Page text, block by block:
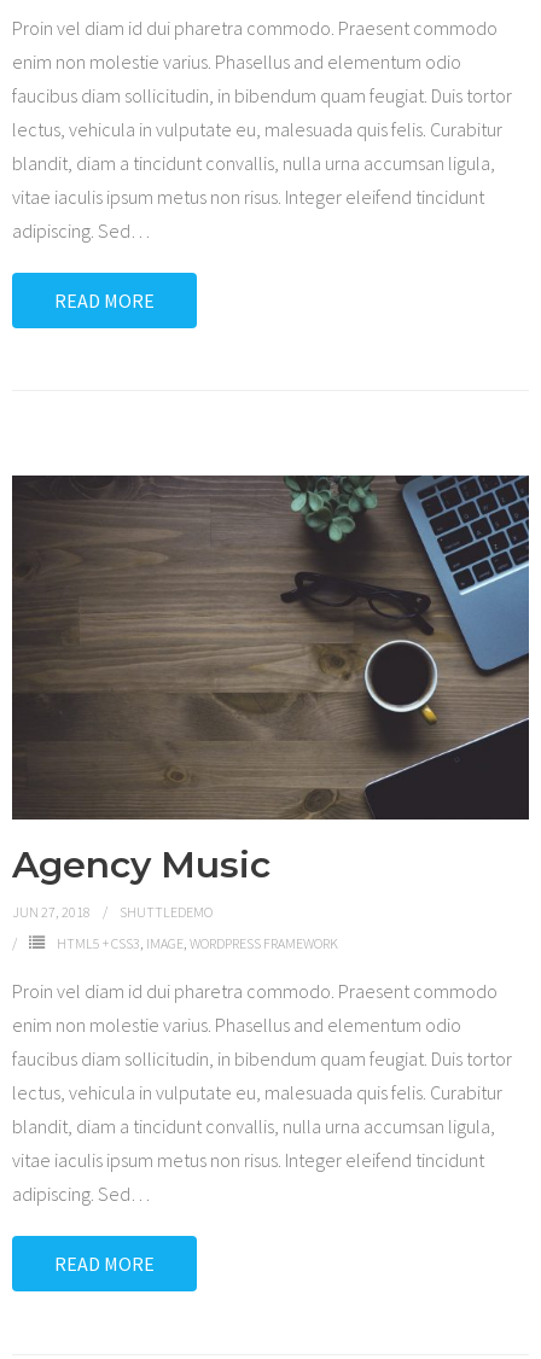
Proin vel diam id dui pharetra commodo. Praesent commodo
enim non molestie varius. Phasellus and elementum odio
faucibus diam sollicitudin, in bibendum quam feugiat. Duis tortor
lectus, vehicula in vulputate eu, malesuada quis felis. Curabitur
blandit, diam a tincidunt convallis, nulla urna accumsan ligula,
vitae iaculis ipsum metus non risus. Integer eleifend tincidunt
adipiscing. Sed…
READ MORE
Agency Music
JUN 27, 2018
SHUTTLEDEMO
HTML5 + CSS3, IMAGE, WORDPRESS FRAMEWORK
Proin vel diam id dui pharetra commodo. Praesent commodo
enim non molestie varius. Phasellus and elementum odio
faucibus diam sollicitudin, in bibendum quam feugiat. Duis tortor
lectus, vehicula in vulputate eu, malesuada quis felis. Curabitur
blandit, diam a tincidunt convallis, nulla urna accumsan ligula,
vitae iaculis ipsum metus non risus. Integer eleifend tincidunt
adipiscing. Sed…
READ MORE